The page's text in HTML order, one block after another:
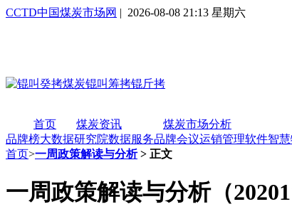
CCTD中国煤炭市场网 | 2026-08-08 21:13 星期六
首页 煤炭资讯 煤炭市场分析
品牌榜大数据研究院数据服务品牌会议运销管理软件智
首页>一周政策解读与分析> 正文
一周政策解读与分析（